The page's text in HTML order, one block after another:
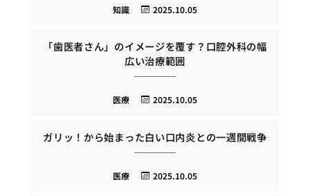
2025.10.05
知識
「歯医者さん」のイメージを覆す？口腔外科の幅
広い治療範囲
2025.10.05
医療
ガリッ！から始まった白い口内炎との一週間戦争
2025.10.05
医療